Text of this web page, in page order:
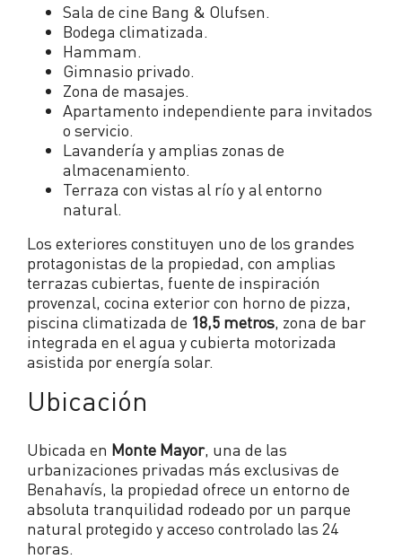
Sala de cine Bang & Olufsen.
Bodega climatizada.
Hammam.
Gimnasio privado.
Zona de masajes.
Apartamento independiente para invitados
o servicio.
Lavandería y amplias zonas de
almacenamiento.
Terraza con vistas al río y al entorno
natural.
Los exteriores constituyen uno de los grandes
protagonistas de la propiedad, con amplias
terrazas cubiertas, fuente de inspiración
provenzal, cocina exterior con horno de pizza,
piscina climatizada de 18,5 metros, zona de bar
integrada en el agua y cubierta motorizada
asistida por energía solar.
Ubicación
Ubicada en Monte Mayor, una de las
urbanizaciones privadas más exclusivas de
Benahavís, la propiedad ofrece un entorno de
absoluta tranquilidad rodeado por un parque
natural protegido y acceso controlado las 24
horas.